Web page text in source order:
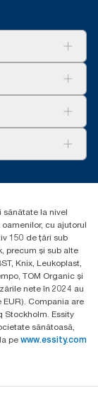
sănătate la nivel
cu ajutorul
150 de țări sub
precum și sub alte
Knix, Leukoplast,
TOM Organic și
nete în 2024 au
Compania are
Stockholm. Essity
sănătoasă,
pe www.essity.com